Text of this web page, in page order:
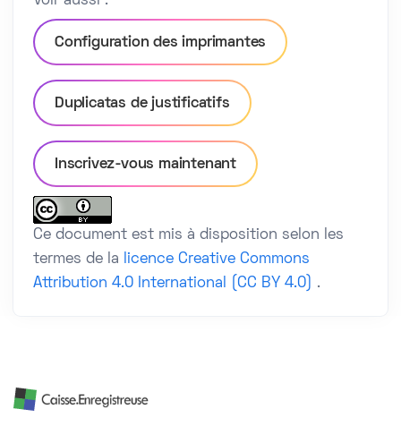
Configuration des imprimantes
Duplicatas de justificatifs
Inscrivez-vous maintenant
Ce document est mis à disposition selon les
termes de la
licence Creative Commons
Attribution 4.0 International (CC BY 4.0) .